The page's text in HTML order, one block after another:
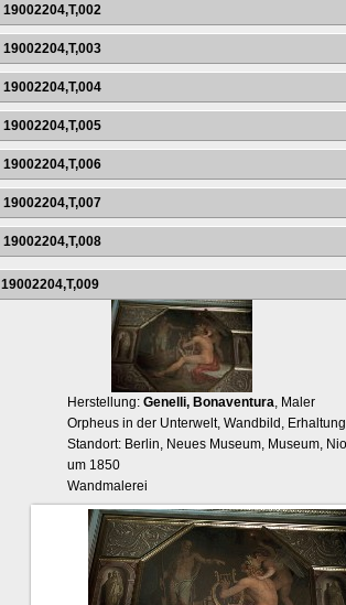
19002204,T,002
19002204,T,003
19002204,T,004
19002204,T,005
19002204,T,006
19002204,T,007
19002204,T,008
19002204,T,009
Herstellung: Genelli, Bonaventura, Maler
Orpheus in der Unterwelt, Wandbild,
Standort: Berlin, Neues Museum, Museum,
um 1850
Wandmalerei